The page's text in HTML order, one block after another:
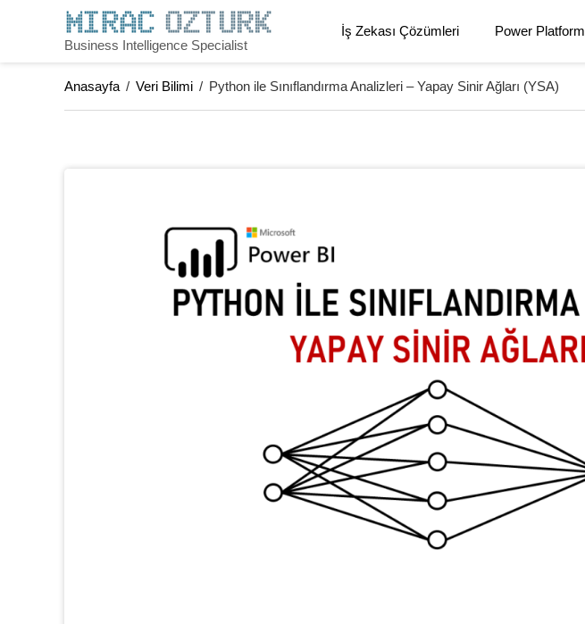
Business Intelligence Specialist
İş Zekası Çözümleri Power Platform
Anasayfa / Veri Bilimi / Python ile Sınıflandırma Analizleri – Yapay Sinir Ağları (YSA)